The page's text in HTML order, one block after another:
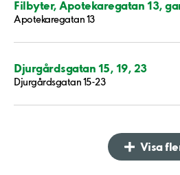
Filbyter, Apotekaregatan 13,
Apotekaregatan 13
Djurgårdsgatan 15, 19, 23
Djurgårdsgatan 15-23
Visa